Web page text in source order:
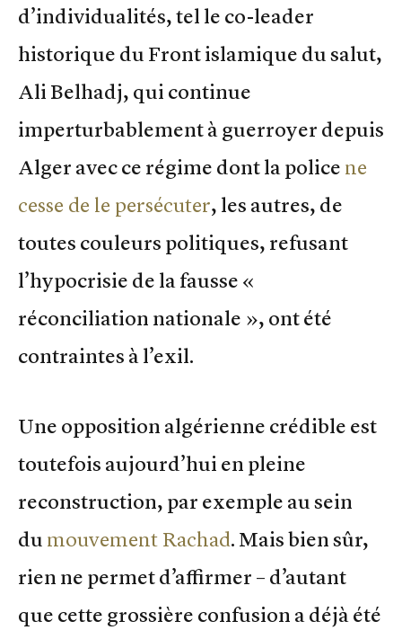
d’individualités, tel le co-leader
historique du Front islamique du salut,
Ali Belhadj, qui continue
imperturbablement à guerroyer depuis
Alger avec ce régime dont la police ne
cesse de le persécuter, les autres, de
toutes couleurs politiques, refusant
l’hypocrisie de la fausse «
réconciliation nationale », ont été
contraintes à l’exil.
Une opposition algérienne crédible est
toutefois aujourd’hui en pleine
reconstruction, par exemple au sein
du mouvement Rachad. Mais bien sûr,
rien ne permet d’affirmer – d’autant
que cette grossière confusion a déjà été